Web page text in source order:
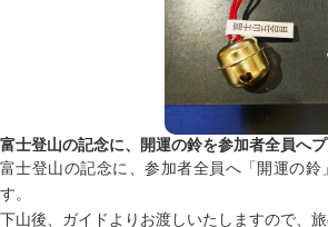
富士登山の記念に、開運の鈴を参加者全員へプ
富士登山の記念に、参加者全員へ「開運の鈴
す。
下山後、ガイドよりお渡しいたしますので、